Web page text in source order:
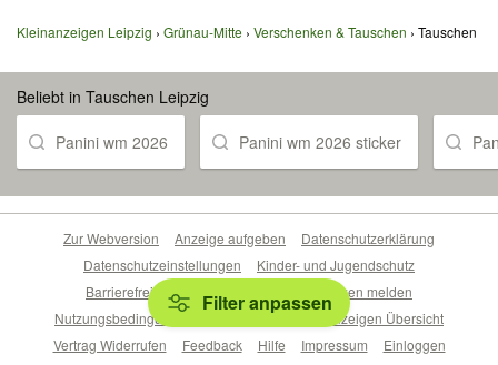
Kleinanzeigen Leipzig Grünau-Mitte Verschenken & Tauschen Tauschen
Beliebt in Tauschen Leipzig
Panini wm 2026 Panini wm 2026 sticker
Filter anpassen
Zur Webversion Anzeige aufgeben
Datenschutzerklärung
Datenschutzeinstellungen
Kinder- und Jugendschutz
Barrierefreiheitserklärung
Sicherheitslücken melden
Nutzungsbedingungen
Beliebte Suchen
Anzeigen Übersicht
Vertrag Widerrufen
Feedback Hilfe Impressum Einloggen